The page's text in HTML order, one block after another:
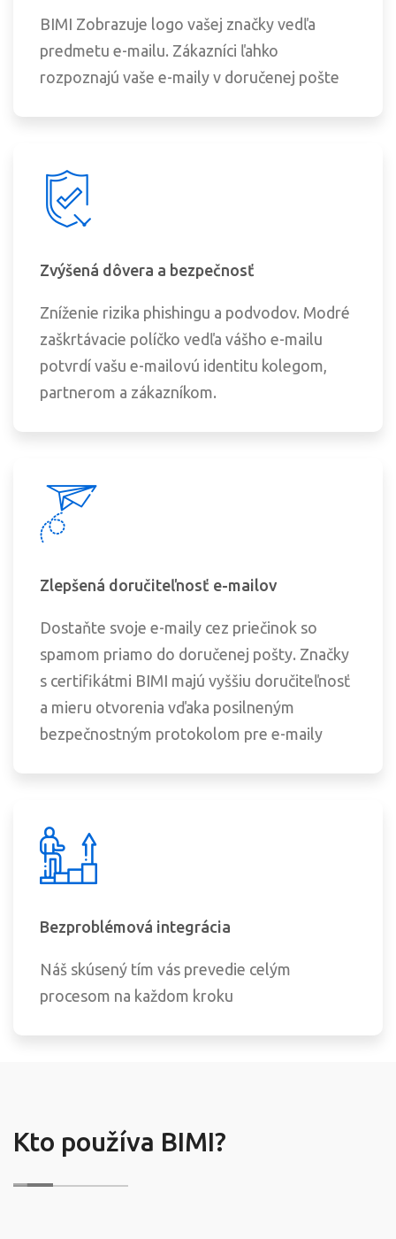
BIMI Zobrazuje logo vašej značky vedľa
predmetu e-mailu. Zákazníci ľahko
rozpoznajú vaše e-maily v doručenej pošte
Zvýšená dôvera a bezpečnosť
Zníženie rizika phishingu a podvodov. Modré
zaškrtávacie políčko vedľa vášho e-mailu
potvrdí vašu e-mailovú identitu kolegom,
partnerom a zákazníkom.
Zlepšená doručiteľnosť e-mailov
Dostaňte svoje e-maily cez priečinok so
spamom priamo do doručenej pošty. Značky
s certifikátmi BIMI majú vyššiu doručiteľnosť
a mieru otvorenia vďaka posilneným
bezpečnostným protokolom pre e-maily
Bezproblémová integrácia
Náš skúsený tím vás prevedie celým
procesom na každom kroku
Kto používa BIMI?